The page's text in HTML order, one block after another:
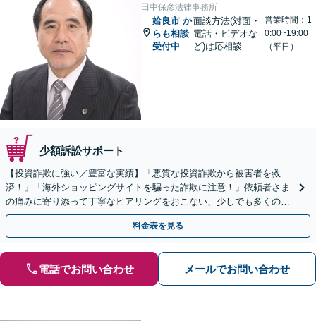
田中保彦法律事務所
姶良市 か
らも相談
受付中
面談方法(対面・
電話・ビデオな
ど)は応相談
営業時間：1
0:00~19:00
（平日）
少額訴訟サポート
【投資詐欺に強い／豊富な実績】「悪質な投資詐欺から被害者を救
済！」「海外ショッピングサイトを騙った詐欺に注意！」依頼者さま
の痛みに寄り添って丁寧なヒアリングをおこない、少しでも多くの返
金が得られるよう尽力します！
料金表を見る
電話でお問い合わせ メールでお問い合わせ